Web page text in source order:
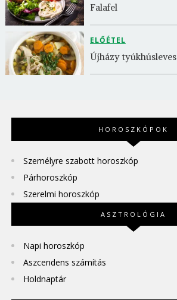
Falafel
ELŐÉTEL
Újházy tyúkhúsleves
HOROSZKÓPOK
Személyre szabott horoszkóp
Párhoroszkóp
Szerelmi horoszkóp
ASZTROLÓGIA
Napi horoszkóp
Aszcendens számítás
Holdnaptár